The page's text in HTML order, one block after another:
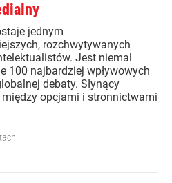
jednym
rozchwytywanych
Jest niemal
100 najbardziej wpływowych
debaty. Słynący
opcjami i stronnictwami